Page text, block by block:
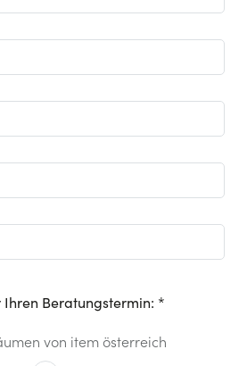
Beratungstermin: *
von item österreich